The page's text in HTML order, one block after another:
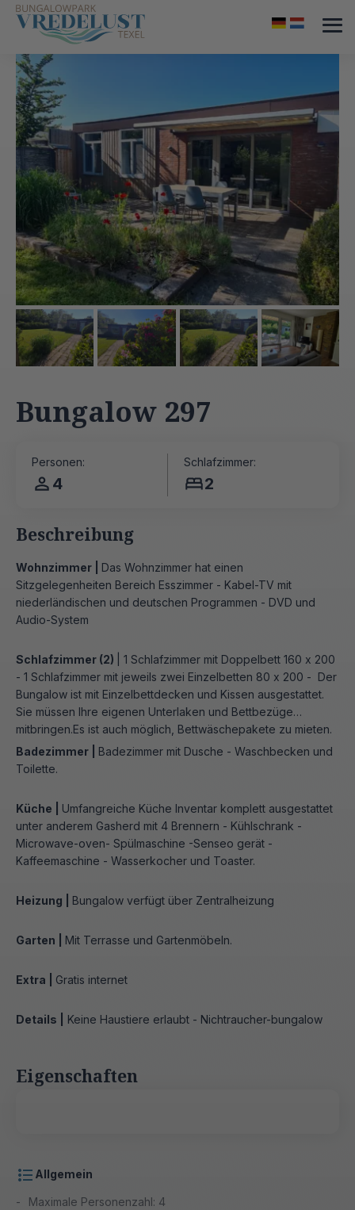
Bungalow 297
Personen:
4
Schlafzimmer:
2
Beschreibung
Wohnzimmer | Das Wohnzimmer hat einen
Sitzgelegenheiten Bereich Esszimmer - Kabel-TV mit
niederländischen und deutschen Programmen - DVD und
Audio-System
Schlafzimmer (2)
| 1 Schlafzimmer mit Doppelbett 160 x 200
- 1 Schlafzimmer mit jeweils zwei Einzelbetten 80 x 200 - Der
Bungalow ist mit Einzelbettdecken und Kissen ausgestattet.
Sie müssen Ihre eigenen Unterlaken und Bettbezüge
mitbringen.Es ist auch möglich, Bettwäschepakete zu mieten.
Badezimmer | Badezimmer mit Dusche - Waschbecken und
Toilette.
Küche | Umfangreiche Küche Inventar komplett ausgestattet
unter anderem Gasherd mit 4 Brennern - Kühlschrank -
Microwave-oven- Spülmaschine -Senseo gerät -
Kaffeemaschine - Wasserkocher und Toaster.
Heizung | Bungalow verfügt über Zentralheizung
Garten | Mit Terrasse und Gartenmöbeln.
Extra | Gratis internet
Details | Keine Haustiere erlaubt - Nichtraucher-bungalow
Eigenschaften
Allgemein
Maximale Personenzahl: 4